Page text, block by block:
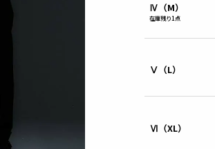
Ⅳ（M）
在庫残り1点
Ⅴ（L）
Ⅵ（XL）